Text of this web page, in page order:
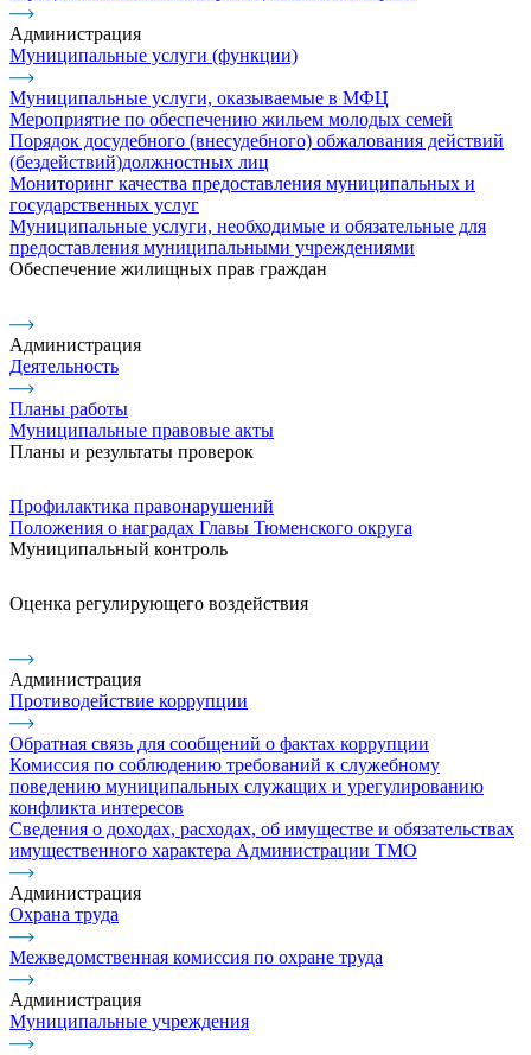
Администрация
Муниципальные услуги (функции)
Муниципальные услуги, оказываемые в МФЦ
Мероприятие по обеспечению жильем молодых семей
Порядок досудебного (внесудебного) обжалования действий
(бездействий)должностных лиц
Мониторинг качества предоставления муниципальных и
государственных услуг
Муниципальные услуги, необходимые и обязательные для
предоставления муниципальными учреждениями
Обеспечение жилищных прав граждан
Администрация
Деятельность
Планы работы
Муниципальные правовые акты
Планы и результаты проверок
Профилактика правонарушений
Положения о наградах Главы Тюменского округа
Муниципальный контроль
Оценка регулирующего воздействия
Администрация
Противодействие коррупции
Обратная связь для сообщений о фактах коррупции
Комиссия по соблюдению требований к служебному
поведению муниципальных служащих и урегулированию
конфликта интересов
Сведения о доходах, расходах, об имуществе и обязательствах
имущественного характера Администрации ТМО
Администрация
Охрана труда
Межведомственная комиссия по охране труда
Администрация
Муниципальные учреждения